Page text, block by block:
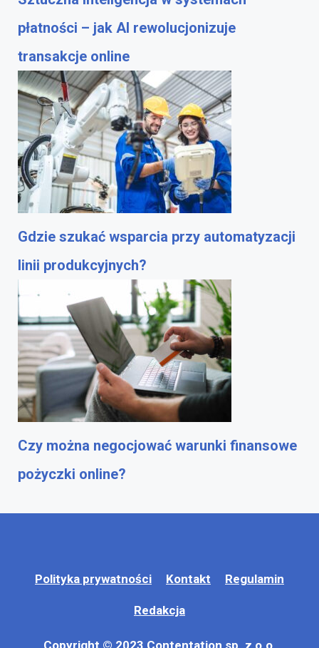
płatności – jak AI rewolucjonizuje
transakcje online
Gdzie szukać wsparcia przy automatyzacji
linii produkcyjnych?
Czy można negocjować warunki finansowe
pożyczki online?
Polityka prywatności Kontakt Regulamin
Redakcja
Copyright © 2023 Contentation sp. z o.o.